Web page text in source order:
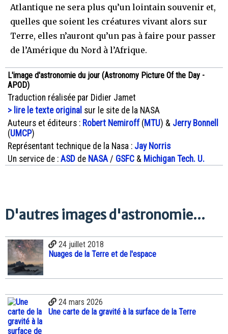
Atlantique ne sera plus qu’un lointain souvenir et,
quelles que soient les créatures vivant alors sur
Terre, elles n’auront qu’un pas à faire pour passer
de l’Amérique du Nord à l’Afrique.
L'image d'astronomie du jour (Astronomy Picture Of the Day -
APOD)
Traduction réalisée par Didier Jamet
> lire le texte original sur le site de la NASA
Auteurs et éditeurs : Robert Nemiroff( MTU) & Jerry Bonnell
(UMCP)
Représentant technique de la Nasa : Jay Norris
Un service de : ASD de NASA/ GSFC & Michigan Tech. U.
D'autres images d'astronomie...
24 juillet 2018
Nuages de la Terre et de l'espace
24 mars 2026
Une carte de la gravité à la surface de la Terre